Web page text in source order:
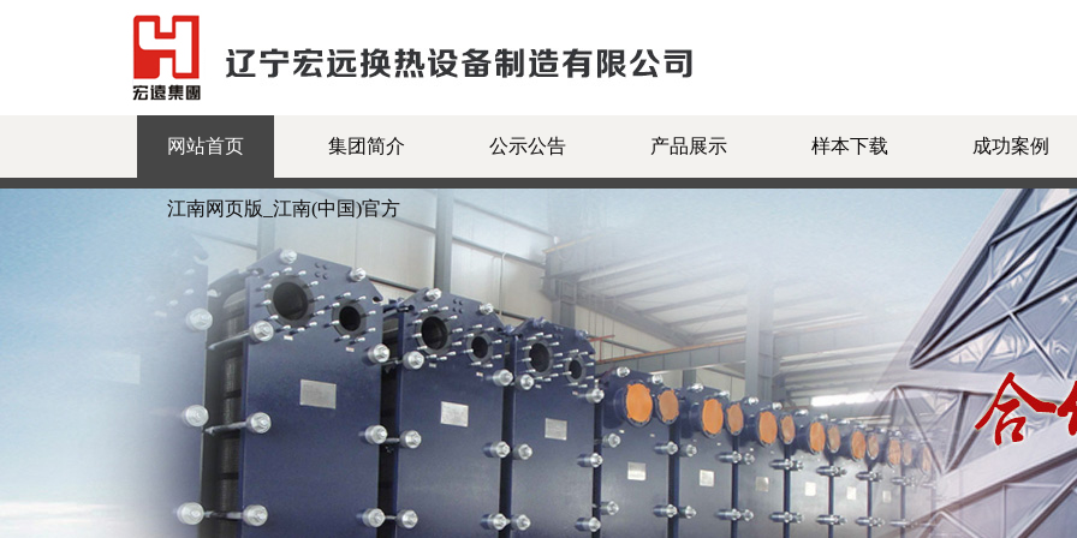
网站首页 集团简介 公示公告 产品展示 样本下载 成功案例
江南网页版_江南(中国)官方